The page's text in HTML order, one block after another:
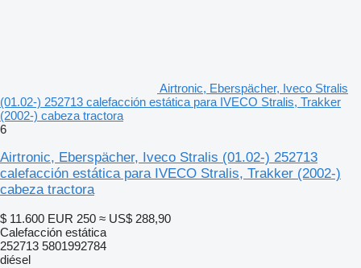
Airtronic, Eberspächer, Iveco Stralis
(01.02-) 252713 calefacción estática para IVECO Stralis, Trakker
(2002-) cabeza tractora
6
Airtronic, Eberspächer, Iveco Stralis (01.02-) 252713
calefacción estática para IVECO Stralis, Trakker (2002-)
cabeza tractora
$ 11.600 EUR 250 ≈ US$ 288,90
Calefacción estática
252713 5801992784
diésel